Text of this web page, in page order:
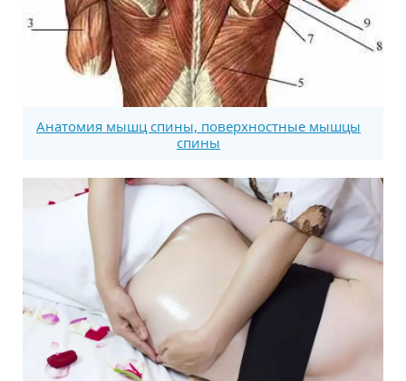
Анатомия мышц спины, поверхностные мышцы
спины